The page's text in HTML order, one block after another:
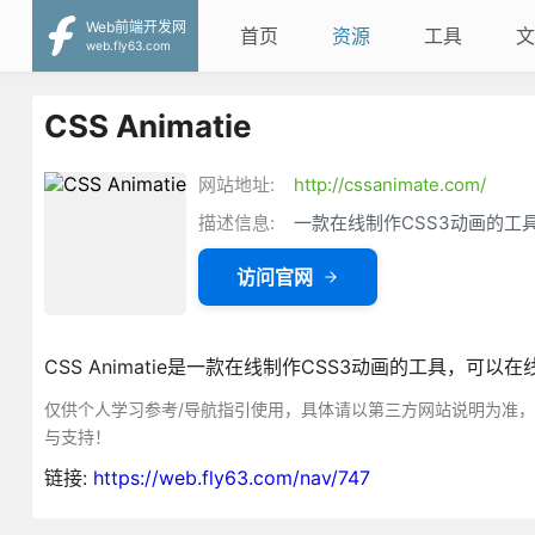
Web前端开发网
web.fly63.com
首页 资源 工具
CSS Animatie
网站地址:
http://cssanimate.com/
描述信息:
一款在线制作CSS3动画的工
访问官网
CSS Animatie是一款在线制作CSS3动画的工具，可以
仅供个人学习参考/导航指引使用，具体请以第三方网站说明为准
与支持！
链接: https://web.fly63.com/nav/747